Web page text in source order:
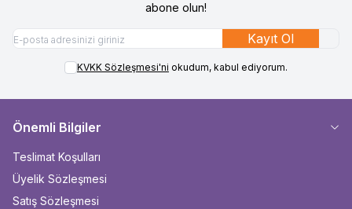
abone olun!
Kayıt Ol
KVKK Sözleşmesi'ni okudum, kabul ediyorum.
Önemli Bilgiler
Teslimat Koşulları
Üyelik Sözleşmesi
Satış Sözleşmesi